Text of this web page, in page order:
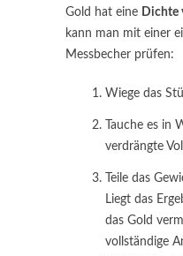
Gold hat eine Dichte
kann man mit einer
Messbecher prüfen:
Wiege das
Tauche es in
verdrängte
Teile das
Liegt das
das Gold
vollständige